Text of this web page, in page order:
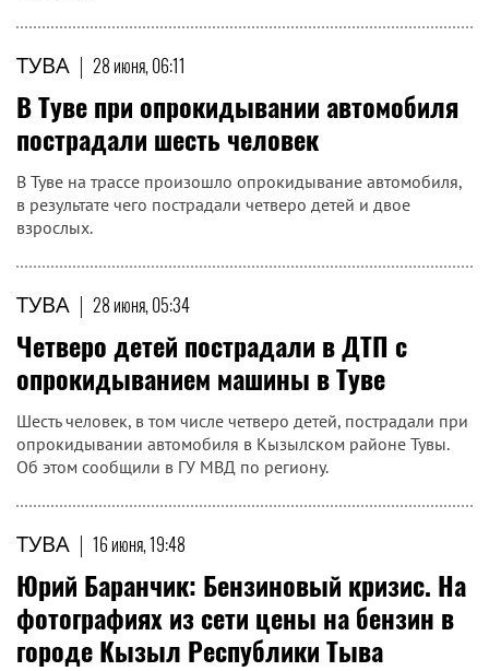
ТУВА | 28 июня, 06:11
В Туве при опрокидывании автомобиля
пострадали шесть человек
В Туве на трассе произошло опрокидывание автомобиля,
в результате чего пострадали четверо детей и двое
взрослых.
ТУВА | 28 июня, 05:34
Четверо детей пострадали в ДТП с
опрокидыванием машины в Туве
Шесть человек, в том числе четверо детей, пострадали при
опрокидывании автомобиля в Кызылском районе Тувы.
Об этом сообщили в ГУ МВД по региону.
ТУВА | 16 июня, 19:48
Юрий Баранчик: Бензиновый кризис. На
фотографиях из сети цены на бензин в
городе Кызыл Республики Тыва